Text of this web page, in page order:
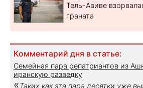
Тель-Авиве
граната
Комментарий дня в статье:
Семейная пара репатриантов из
иранскую разведку
«Таких как эта пара десятки уже